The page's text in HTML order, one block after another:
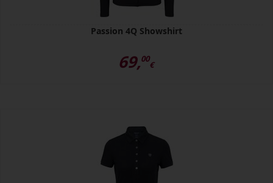
Passion 4Q Showshirt
69,00
€